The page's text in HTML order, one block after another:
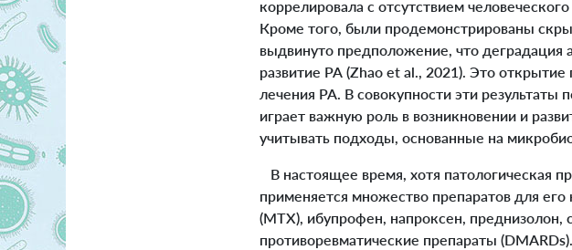
коррелировала с отсутствием
Кроме того, были продемонстрированы
выдвинуто предположение, что
развитие РА (Zhao et al., 2021). Это
лечения РА. В совокупности эти
играет важную роль в возникновении и
учитывать подходы, основанные на
В настоящее время, хотя патологическая
применяется множество препаратов для
(MTX), ибупрофен, напроксен, преднизолон,
противоревматические препараты